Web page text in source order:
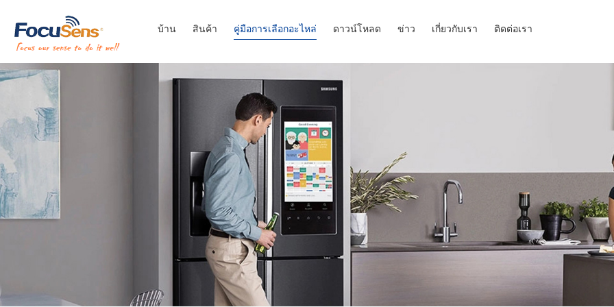
บ้าน สินค้า คู่มือการเลือกอะไหล่ ดาวน์โหลด ข่าว เกี่ยวกับเรา ติดต่อเรา